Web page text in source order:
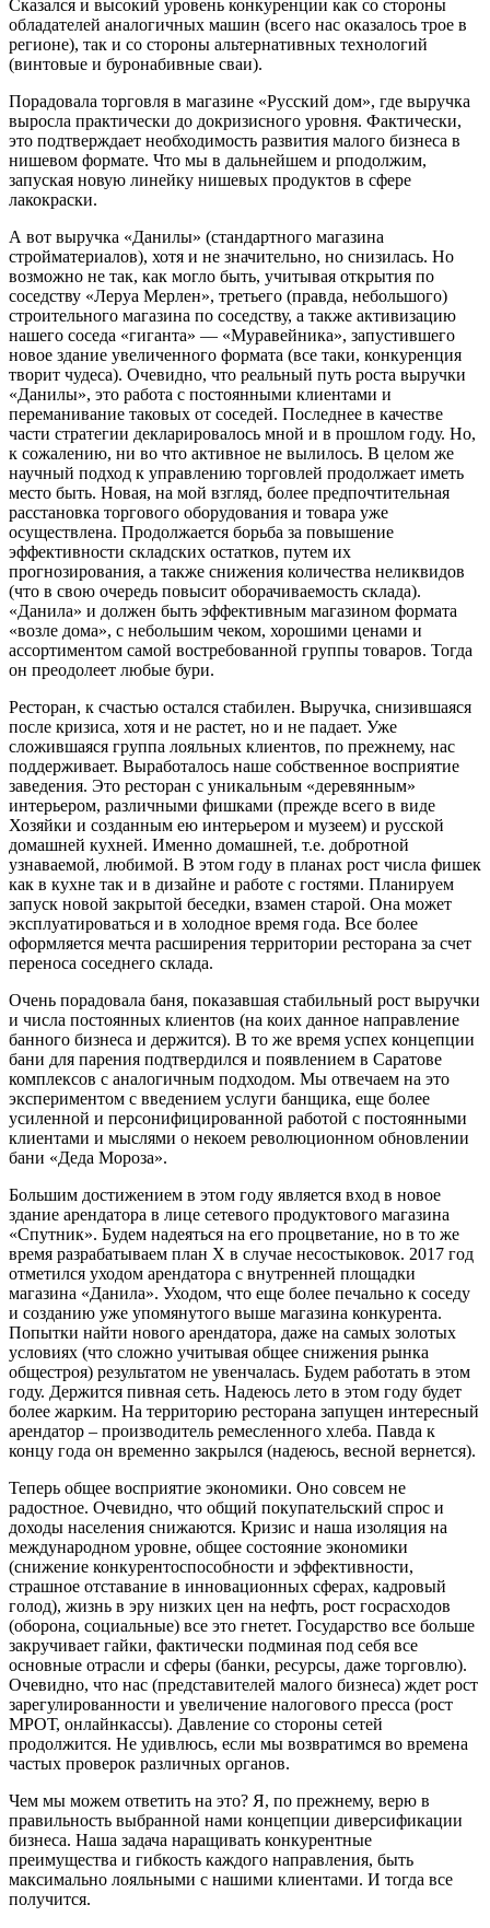
Сказался и высокий уровень конкуренции как со стороны
обладателей аналогичных машин (всего нас оказалось трое в
регионе), так и со стороны альтернативных технологий
(винтовые и буронабивные сваи).
Порадовала торговля в магазине «Русский дом», где выручка
выросла практически до докризисного уровня. Фактически,
это подтверждает необходимость развития малого бизнеса в
нишевом формате. Что мы в дальнейшем и рподолжим,
запуская новую линейку нишевых продуктов в сфере
лакокраски.
А вот выручка «Данилы» (стандартного магазина
стройматериалов), хотя и не значительно, но снизилась. Но
возможно не так, как могло быть, учитывая открытия по
соседству «Леруа Мерлен», третьего (правда, небольшого)
строительного магазина по соседству, а также активизацию
нашего соседа «гиганта» — «Муравейника», запустившего
новое здание увеличенного формата (все таки, конкуренция
творит чудеса). Очевидно, что реальный путь роста выручки
«Данилы», это работа с постоянными клиентами и
переманивание таковых от соседей. Последнее в качестве
части стратегии декларировалось мной и в прошлом году. Но,
к сожалению, ни во что активное не вылилось. В целом же
научный подход к управлению торговлей продолжает иметь
место быть. Новая, на мой взгляд, более предпочтительная
расстановка торгового оборудования и товара уже
осуществлена. Продолжается борьба за повышение
эффективности складских остатков, путем их
прогнозирования, а также снижения количества неликвидов
(что в свою очередь повысит оборачиваемость склада).
«Данила» и должен быть эффективным магазином формата
«возле дома», с небольшим чеком, хорошими ценами и
ассортиментом самой востребованной группы товаров. Тогда
он преодолеет любые бури.
Ресторан, к счастью остался стабилен. Выручка, снизившаяся
после кризиса, хотя и не растет, но и не падает. Уже
сложившаяся группа лояльных клиентов, по прежнему, нас
поддерживает. Выработалось наше собственное восприятие
заведения. Это ресторан с уникальным «деревянным»
интерьером, различными фишками (прежде всего в виде
Хозяйки и созданным ею интерьером и музеем) и русской
домашней кухней. Именно домашней, т.е. добротной
узнаваемой, любимой. В этом году в планах рост числа фишек
как в кухне так и в дизайне и работе с гостями. Планируем
запуск новой закрытой беседки, взамен старой. Она может
эксплуатироваться и в холодное время года. Все более
оформляется мечта расширения территории ресторана за счет
переноса соседнего склада.
Очень порадовала баня, показавшая стабильный рост выручки
и числа постоянных клиентов (на коих данное направление
банного бизнеса и держится). В то же время успех концепции
бани для парения подтвердился и появлением в Саратове
комплексов с аналогичным подходом. Мы отвечаем на это
экспериментом с введением услуги банщика, еще более
усиленной и персонифицированной работой с постоянными
клиентами и мыслями о некоем революционном обновлении
бани «Деда Мороза».
Большим достижением в этом году является вход в новое
здание арендатора в лице сетевого продуктового магазина
«Спутник». Будем надеяться на его процветание, но в то же
время разрабатываем план Х в случае несостыковок. 2017 год
отметился уходом арендатора с внутренней площадки
магазина «Данила». Уходом, что еще более печально к соседу
и созданию уже упомянутого выше магазина конкурента.
Попытки найти нового арендатора, даже на самых золотых
условиях (что сложно учитывая общее снижения рынка
общестроя) результатом не увенчалась. Будем работать в этом
году. Держится пивная сеть. Надеюсь лето в этом году будет
более жарким. На территорию ресторана запущен интересный
арендатор – производитель ремесленного хлеба. Павда к
концу года он временно закрылся (надеюсь, весной вернется).
Теперь общее восприятие экономики. Оно совсем не
радостное. Очевидно, что общий покупательский спрос и
доходы населения снижаются. Кризис и наша изоляция на
международном уровне, общее состояние экономики
(снижение конкурентоспособности и эффективности,
страшное отставание в инновационных сферах, кадровый
голод), жизнь в эру низких цен на нефть, рост госрасходов
(оборона, социальные) все это гнетет. Государство все больше
закручивает гайки, фактически подминая под себя все
основные отрасли и сферы (банки, ресурсы, даже торговлю).
Очевидно, что нас (представителей малого бизнеса) ждет рост
зарегулированности и увеличение налогового пресса (рост
МРОТ, онлайнкассы). Давление со стороны сетей
продолжится. Не удивлюсь, если мы возвратимся во времена
частых проверок различных органов.
Чем мы можем ответить на это? Я, по прежнему, верю в
правильность выбранной нами концепции диверсификации
бизнеса. Наша задача наращивать конкурентные
преимущества и гибкость каждого направления, быть
максимально лояльными с нашими клиентами. И тогда все
получится.